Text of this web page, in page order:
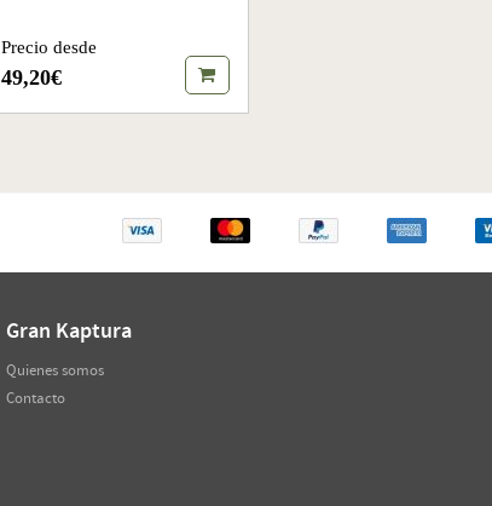
Precio desde
49,20€
Gran Kaptura
Quienes somos
Contacto